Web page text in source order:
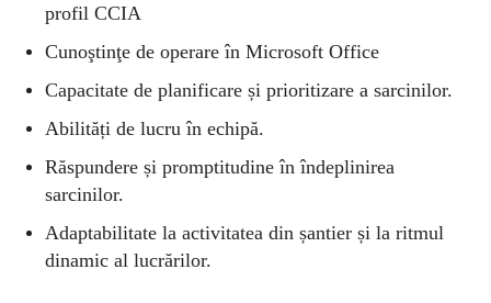
profil CCIA
Cunoştinţe de operare în Microsoft Office
Capacitate de planificare și prioritizare a sarcinilor.
Abilități de lucru în echipă.
Răspundere și promptitudine în îndeplinirea
sarcinilor.
Adaptabilitate la activitatea din șantier și la ritmul
dinamic al lucrărilor.